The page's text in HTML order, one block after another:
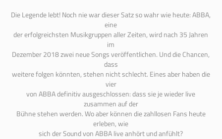
Die Legende lebt! Noch nie war dieser Satz so wahr wie heute: ABBA,
eine
der erfolgreichsten Musikgruppen aller Zeiten, wird nach 35 Jahren
im
Dezember 2018 zwei neue Songs veröffentlichen. Und die Chancen,
dass
weitere folgen könnten, stehen nicht schlecht. Eines aber haben die
vier
von ABBA definitiv ausgeschlossen: dass sie je wieder live
zusammen auf der
Bühne stehen werden. Wo aber können die zahllosen Fans heute
erleben, wie
sich der Sound von ABBA live anhört und anfühlt?